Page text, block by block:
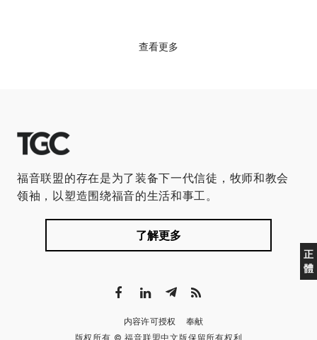
查看更多
正
體
福音联盟的存在是为了装备下一代信徒，牧师和教会
领袖，以塑造围绕福音的生活和事工。
了解更多
内容许可授权
奉献
版权所有 © 福音联盟中文版保留所有权利